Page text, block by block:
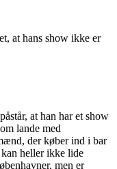
at hans show ikke er
at han har et show
lande med
der køber ind i bar
heller ikke lide
men er